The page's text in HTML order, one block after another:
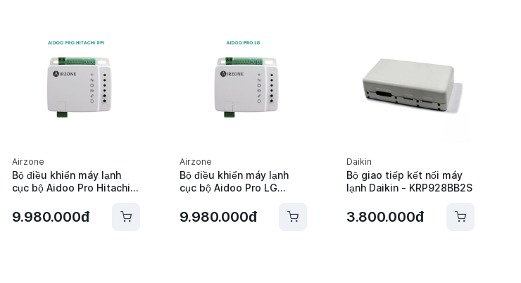
Airzone
Bộ điều khiển máy lạnh
cục bộ Aidoo Pro Hitachi
AZAI6WSPHIT
9.980.000đ
Airzone
Bộ điều khiển máy lạnh
cục bộ Aidoo Pro LG
9.980.000đ
Daikin
Bộ giao tiếp kết nối máy
lạnh Daikin - KRP928BB2S
3.800.000đ